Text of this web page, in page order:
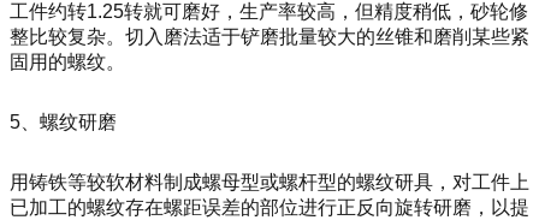
工件约转1.25转就可磨好，生产率较高，但精度稍低，砂轮修
整比较复杂。切入磨法适于铲磨批量较大的丝锥和磨削某些紧
固用的螺纹。
5、螺纹研磨
用铸铁等较软材料制成螺母型或螺杆型的螺纹研具，对工件上
已加工的螺纹存在螺距误差的部位进行正反向旋转研磨，以提